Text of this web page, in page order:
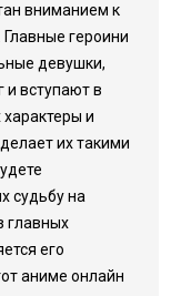
вниманием к
героини
девушки,
вступают в
и
их такими
судьбу на
главных
его
аниме онлайн